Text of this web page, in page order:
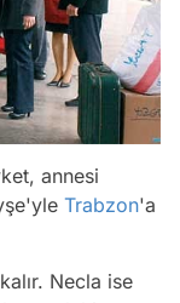
annesi
Trabzon'a
Necla ise